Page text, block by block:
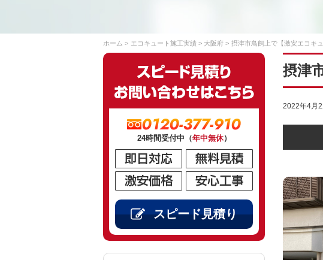
ホーム エコキュート施工実績 大阪府 摂津市鳥飼上で【激安エコキ
摂津
2022年4月
0120-377-910
24時間受付中（年中無休）
スピード見積り